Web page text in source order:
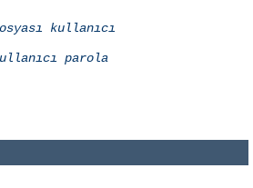
kullanıcı
parola